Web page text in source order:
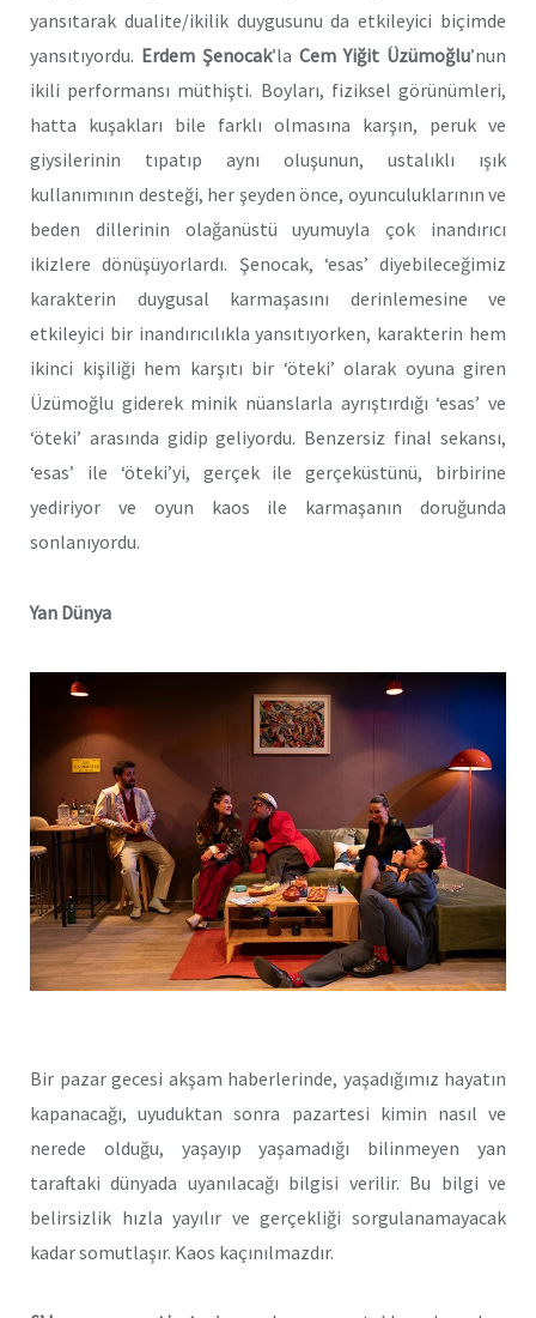
yansıtarak dualite/ikilik duygusunu da etkileyici biçimde
yansıtıyordu. Erdem Şenocak’la Cem Yiğit Üzümoğlu’nun
ikili performansı müthişti. Boyları, fiziksel görünümleri,
hatta kuşakları bile farklı olmasına karşın, peruk ve
giysilerinin tıpatıp aynı oluşunun, ustalıklı ışık
kullanımının desteği, her şeyden önce, oyunculuklarının ve
beden dillerinin olağanüstü uyumuyla çok inandırıcı
ikizlere dönüşüyorlardı. Şenocak, ‘esas’ diyebileceğimiz
karakterin duygusal karmaşasını derinlemesine ve
etkileyici bir inandırıcılıkla yansıtıyorken, karakterin hem
ikinci kişiliği hem karşıtı bir ‘öteki’ olarak oyuna giren
Üzümoğlu giderek minik nüanslarla ayrıştırdığı ‘esas’ ve
‘öteki’ arasında gidip geliyordu. Benzersiz final sekansı,
‘esas’ ile ‘öteki’yi, gerçek ile gerçeküstünü, birbirine
yediriyor ve oyun kaos ile karmaşanın doruğunda
sonlanıyordu.
Yan Dünya
Bir pazar gecesi akşam haberlerinde, yaşadığımız hayatın
kapanacağı, uyuduktan sonra pazartesi kimin nasıl ve
nerede olduğu, yaşayıp yaşamadığı bilinmeyen yan
taraftaki dünyada uyanılacağı bilgisi verilir. Bu bilgi ve
belirsizlik hızla yayılır ve gerçekliği sorgulanamayacak
kadar somutlaşır. Kaos kaçınılmazdır.